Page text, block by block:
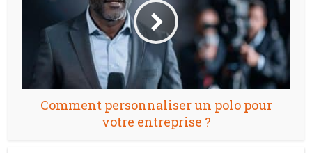
Comment personnaliser un polo pour
votre entreprise ?